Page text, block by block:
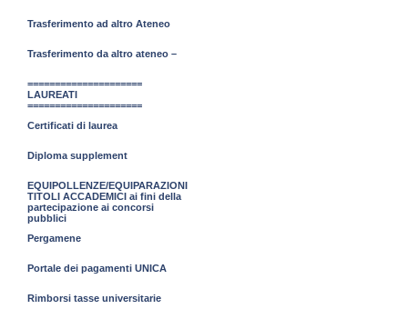
Trasferimento ad altro Ateneo
Trasferimento da altro ateneo –
=====================
LAUREATI
=====================
Certificati di laurea
Diploma supplement
EQUIPOLLENZE/EQUIPARAZIONI
TITOLI ACCADEMICI ai fini della
partecipazione ai concorsi
pubblici
Pergamene
Portale dei pagamenti UNICA
Rimborsi tasse universitarie